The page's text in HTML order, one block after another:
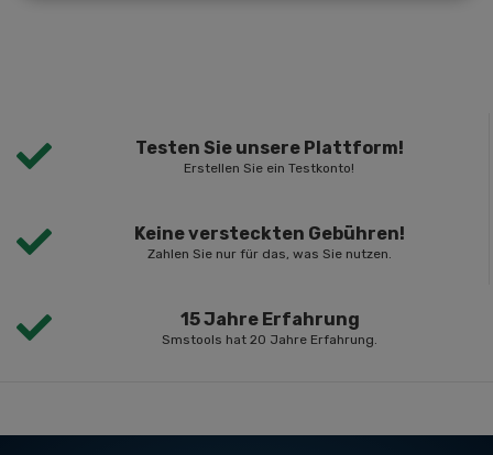
Testen Sie unsere Plattform!
Erstellen Sie ein Testkonto!
Keine versteckten Gebühren!
Zahlen Sie nur für das, was Sie nutzen.
15 Jahre Erfahrung
Smstools hat 20 Jahre Erfahrung.